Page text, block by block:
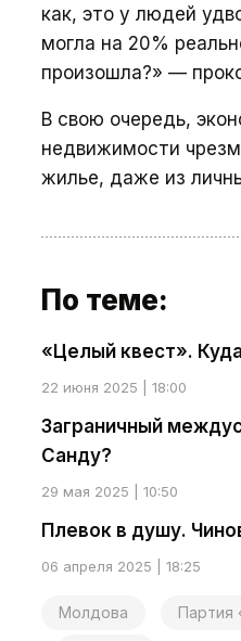
как, это у людей
могла на 20%
произошла?» —
В свою очередь,
недвижимости
жилье, даже из
По теме:
«Целый квест».
22 июня 2025 | 18:00
Заграничный
Санду?
29 мая 2025 | 10:50
Плевок в душу.
06 апреля 2025 | 18:25
Молдова Партия